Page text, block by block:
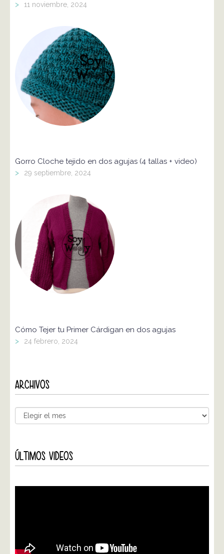
> 11 noviembre, 2024
Gorro Cloche tejido en dos agujas (4 tallas + video)
> 29 septiembre, 2024
Cómo Tejer tu Primer Cárdigan en dos agujas
> 24 febrero, 2024
ARCHIVOS
ÚLTIMOS VIDEOS